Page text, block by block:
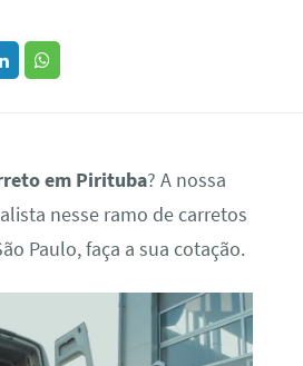
em Pirituba? A nossa
nesse ramo de carretos
Paulo, faça a sua cotação.